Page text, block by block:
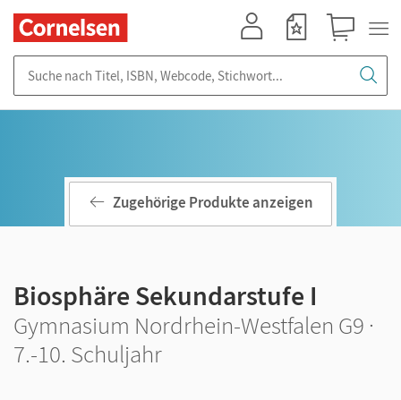
Zugehörige Produkte anzeigen
Biosphäre Sekundarstufe I
Gymnasium Nordrhein-Westfalen G9 ·
7.-10. Schuljahr